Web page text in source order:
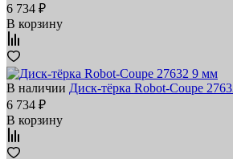
6 734 ₽
В корзину
В наличии Диск-тёрка Robot-Coupe
6 734 ₽
В корзину